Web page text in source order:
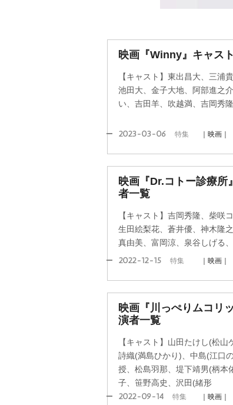
映画『Winny』キャス
【キャスト】東出昌大、三浦
池田大、金子大地、阿部進之
い、吉田羊、吹越満、吉岡秀隆
2023-03-06 特集 ｜映画｜
映画『Dr.コトー診療所
者一覧
【キャスト】吉岡秀隆、柴咲
生田絵梨花、蒼井優、神木隆
真由美、富岡涼、泉谷しげる
2022-12-15 特集 ｜映画｜
映画『川っぺりムコリ
演者一覧
【キャスト】山田たけし(松
詩織(満島ひかり)、中島(江口
授、松島羽那、堤下靖男(柄本
子、笹野高史、沢田(緒形
2022-09-14 特集 ｜映画｜